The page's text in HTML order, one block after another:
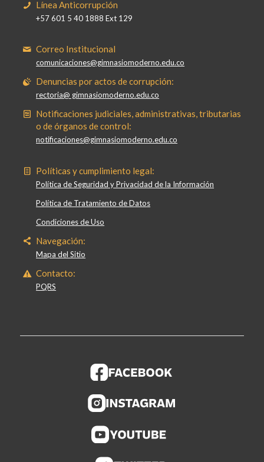
Línea Anticorrupción
+57 601 5 40 1888 Ext 129
Correo Institucional
comunicaciones@gimnasiomoderno.edu.co
Denuncias por actos de corrupción:
rectoria@ gimnasiomoderno.edu.co
Notificaciones judiciales, administrativas, tributarias
o de órganos de control:
notificaciones@gimnasiomoderno.edu.co
Políticas y cumplimiento legal:
Política de Seguridad y Privacidad de la Información
Política de Tratamiento de Datos
Condiciones de Uso
Navegación:
Mapa del Sitio
Contacto:
PQRS